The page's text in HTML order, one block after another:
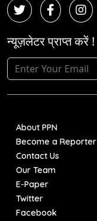
न्यूज़लेटर प्राप्त करें !
About PPN
Become a Reporter
Contact Us
Our Team
E-Paper
Twitter
Facebook